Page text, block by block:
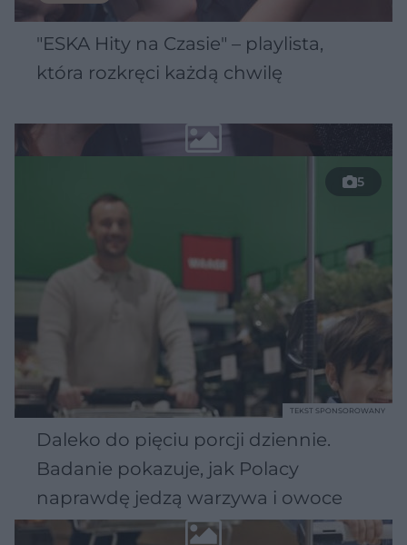
"ESKA Hity na Czasie" – playlista,
która rozkręci każdą chwilę
5
Daleko do pięciu porcji dziennie.
Badanie pokazuje, jak Polacy
naprawdę jedzą warzywa i owoce
TEKST SPONSOROWANY